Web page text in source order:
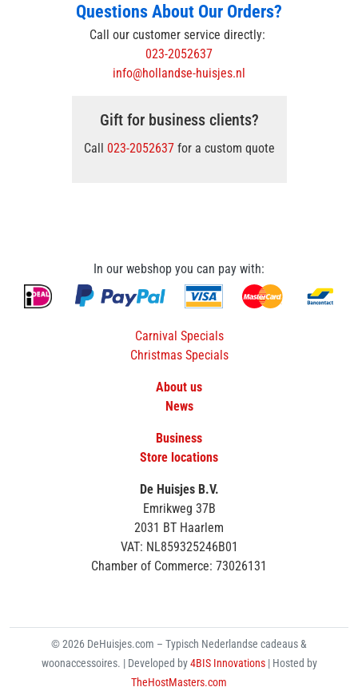
Questions About Our Orders?
Call our customer service directly:
023-2052637
info@hollandse-huisjes.nl
Gift for business clients?
Call 023-2052637for a custom quote
In our webshop you can pay with:
Carnival Specials
Christmas Specials
About us
News
Business
Store locations
De Huisjes B.V.
Emrikweg 37B
2031 BT Haarlem
VAT: NL859325246B01
Chamber of Commerce: 73026131
© 2026 DeHuisjes.com – Typisch Nederlandse cadeaus &
woonaccessoires. | Developed by4BIS Innovations | Hosted by
TheHostMasters.com